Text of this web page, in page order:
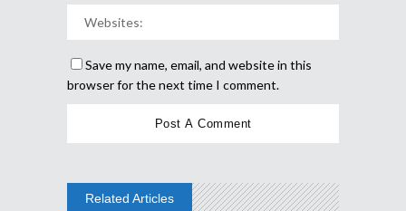
Save my name, email, and website in this
browser for the next time I comment.
Related Articles